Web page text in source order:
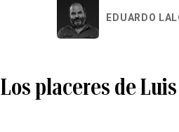
EDUARDO
Los placeres de